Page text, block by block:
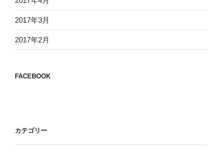
2017年3月
2017年2月
FACEBOOK
カテゴリー